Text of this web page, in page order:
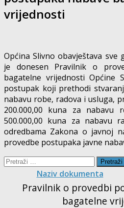
vrijednosti
Općina Slivno obavještava sve
je donesen Pravilnik o
bagatelne vrijednosti Općine
postupak koji prethodi
nabavu robe, radova i usluga,
200.000,00 kuna za nabavu
500.000,00 kuna za nabavu
odredbama Zakona o javnoj
provedbe postupaka javne
Pretraži:
Naziv dokumenta
Pravilnik o provedbi
bagatelne